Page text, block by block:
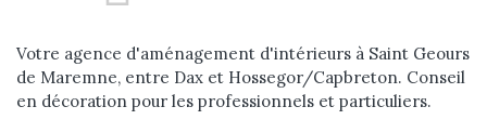
Contact
Votre agence d'aménagement d'intérieurs à Saint Geours
de Maremne, entre Dax et Hossegor/Capbreton. Conseil
en décoration pour les professionnels et particuliers.